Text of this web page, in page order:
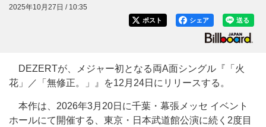
2025年10月27日 / 10:35
送る
シェア
ポスト
DEZERTが、メジャー初となる両A面シングル『「火
花」／「無修正。」』を12月24日にリリースする。
本作は、2026年3月20日に千葉・幕張メッセ イベント
ホールにて開催する、東京・日本武道館公演に続く2度目